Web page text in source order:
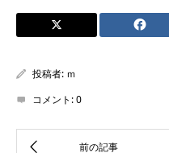
投稿者: ｍ
コメント:0